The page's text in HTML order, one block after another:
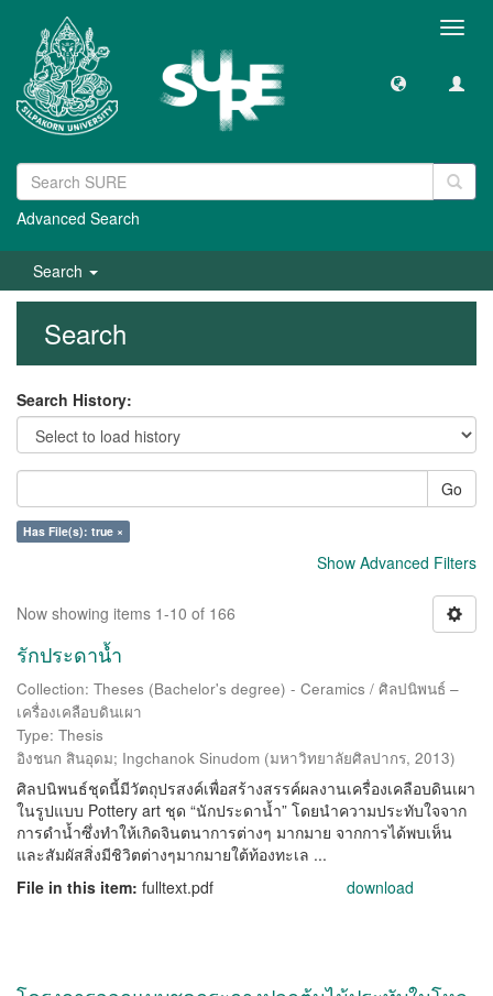
Advanced Search
Search
Search
Search History:
Go
Has File(s): true ×
Show Advanced Filters
Now showing items 1-10 of 166
รักประดาน้ำ
Collection: Theses (Bachelor's degree) - Ceramics / ศิลปนิพนธ์ –
เครื่องเคลือบดินเผา
Type: Thesis
อิงชนก สินอุดม; Ingchanok Sinudom (มหาวิทยาลัยศิลปากร, 2013)
ศิลปนิพนธ์ชุดนี้มีวัตถุปรสงค์เพื่อสร้างสรรค์ผลงานเครื่องเคลือบดินเผา
ในรูปแบบ Pottery art ชุด “นักประดาน้ำ” โดยนำความประทับใจจาก
การดำน้ำซึ่งทำให้เกิดจินตนาการต่างๆ มากมาย จากการได้พบเห็น
และสัมผัสสิ่งมีชิวิตต่างๆมากมายใต้ท้องทะเล ...
File in this item: fulltext.pdf download